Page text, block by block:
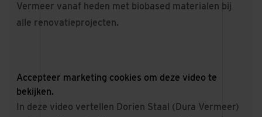
Vermeer vanaf heden met biobased materialen bij
alle renovatieprojecten.
Accepteer marketing cookies om deze video te
bekijken.
In deze video vertellen Dorien Staal (Dura Vermeer)